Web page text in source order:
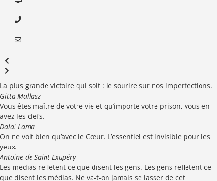
La plus grande victoire qui soit : le sourire sur nos imperfections.
Gitta Mallasz
Vous êtes maître de votre vie et qu’importe votre prison, vous en
avez les clefs.
Dalaï Lama
On ne voit bien qu’avec le Cœur. L’essentiel est invisible pour les
yeux.
Antoine de Saint Exupéry
Les médias reflètent ce que disent les gens. Les gens reflètent ce
que disent les médias. Ne va-t-on jamais se lasser de cet